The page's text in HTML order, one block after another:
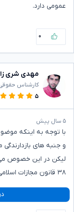
عمومی دارد.
۰
مهدی شری
کارشناس
۵
۵ سال پیش
با توجه به اینکه
و جنبه های
۳۸ قانون مجازات اسلامی اعمال نماید